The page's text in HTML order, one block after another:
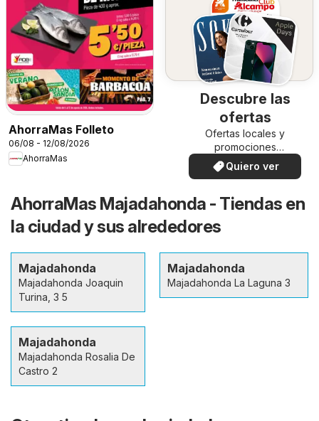
AhorraMas Folleto
06/08 - 12/08/2026
AhorraMas
Descubre las
ofertas
Ofertas locales y
promociones
especiales.
Quiero ver
AhorraMas Majadahonda - Tiendas en
la ciudad y sus alrededores
Majadahonda
Majadahonda Joaquin
Turina, 3 5
Majadahonda
Majadahonda La Laguna 3
Majadahonda
Majadahonda Rosalia De
Castro 2